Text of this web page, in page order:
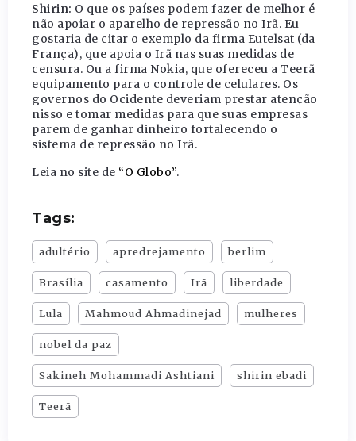
Shirin: O que os países podem fazer de melhor é
não apoiar o aparelho de repressão no Irã. Eu
gostaria de citar o exemplo da firma Eutelsat (da
França), que apoia o Irã nas suas medidas de
censura. Ou a firma Nokia, que ofereceu a Teerã
equipamento para o controle de celulares. Os
governos do Ocidente deveriam prestar atenção
nisso e tomar medidas para que suas empresas
parem de ganhar dinheiro fortalecendo o
sistema de repressão no Irã.
Leia no site de “O Globo”.
Tags:
adultério apredrejamento berlim
Brasília casamento Irã liberdade
Lula Mahmoud Ahmadinejad mulheres
nobel da paz
Sakineh Mohammadi Ashtiani shirin ebadi
Teerã